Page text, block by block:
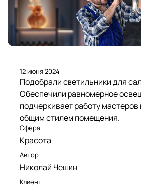
12 июня 2024
Подобрали светильники для
Обеспечили равномерное
подчеркивает работу мастеров
общим стилем помещения.
Сфера
Красота
Автор
Николай Чешин
Клиент